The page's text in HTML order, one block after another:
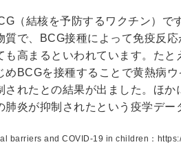
（結核を予防するワクチン）で
質で、BCG接種によって免疫反
も高まるといわれています。た
めBCGを接種することで黄熱病
されたとの結果が出ました。ほ
肺炎が抑制されたという疫学デー
barriers and COVID-19 in children：